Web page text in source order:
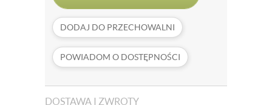
DODAJ DO PRZECHOWALNI
POWIADOM O DOSTĘPNOŚCI
DOSTAWA I ZWROTY